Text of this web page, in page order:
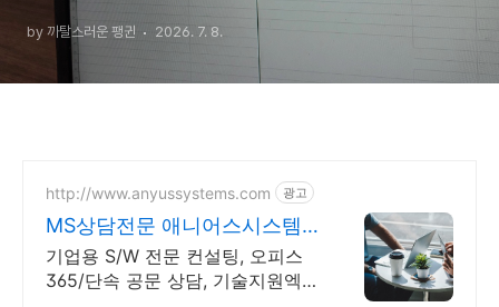
by 까탈스러운 팽귄 2026. 7. 8.
http://www.anyussystems.com 광고
MS상담전문 애니어스시스템
즈 고객과 소통하는 IT 파트너
기업용 S/W 전문 컨설팅, 오피스
365/단속 공문 상담, 기술지원엑셀